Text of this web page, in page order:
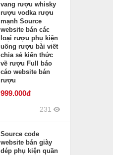
vang rượu whisky
rượu vodka rượu
mạnh Source
website bán các
loại rượu phụ kiện
uống rượu bài viết
chia sẻ kiến thức
về rượu Full báo
cáo website bán
rượu
999.000đ
231
Source code
website bán giày
dép phụ kiện quần